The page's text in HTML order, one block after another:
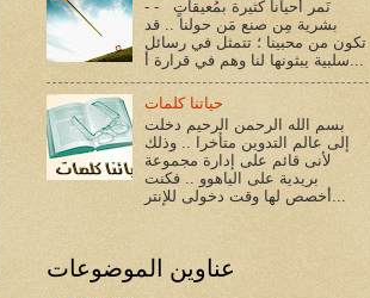
- - نَمر أحياناً كثيرة بمُعيقاتٍ
بشرية مِن صنع مَن حولنا .. قد
تكون من محبينا ؛ تتمثل في رسائل
حياتنا كلمات
بسم الله الرحمن الرحيم دخلت
إلى عالم التدوين متأخرا .. وذلك
لأنى قائم على إدارة مجموعة
بريدية على الياهوو .. فكنت
عناوين الموضوعات